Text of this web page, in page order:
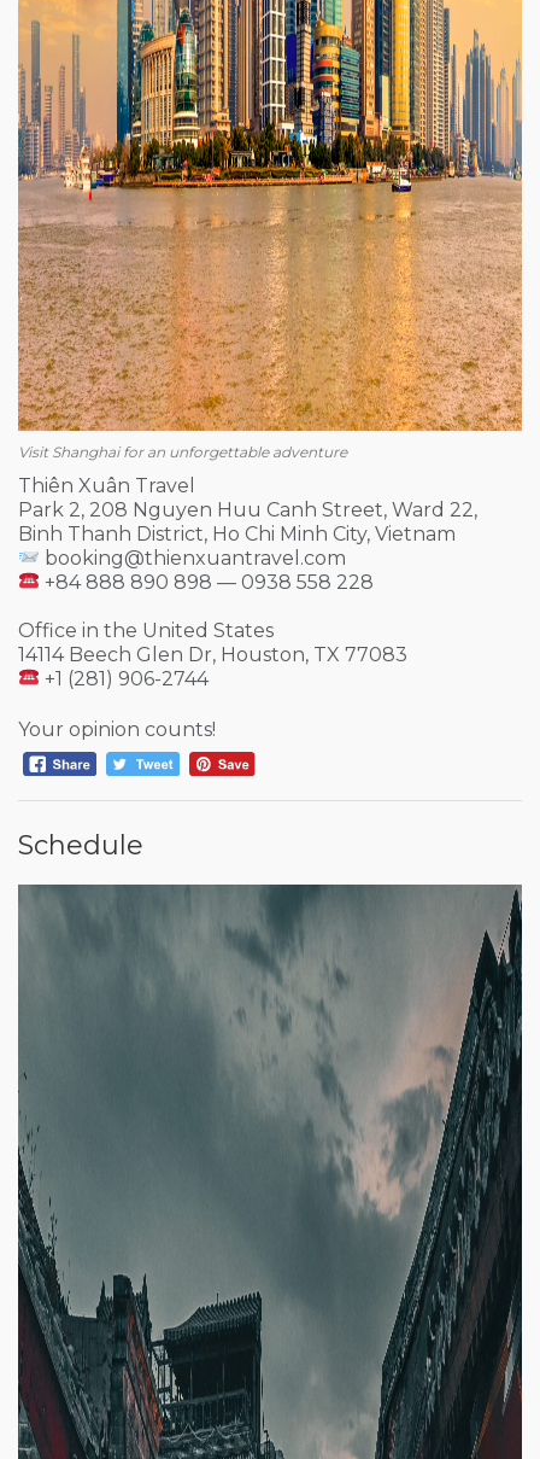
Visit Shanghai for an unforgettable adventure
Thiên Xuân Travel
Park 2, 208 Nguyen Huu Canh Street, Ward 22,
Binh Thanh District, Ho Chi Minh City, Vietnam
booking@thienxuantravel.com
+84 888 890 898 — 0938 558 228
Office in the United States
14114 Beech Glen Dr, Houston, TX 77083
+1 (281) 906-2744
Your opinion counts!
Schedule